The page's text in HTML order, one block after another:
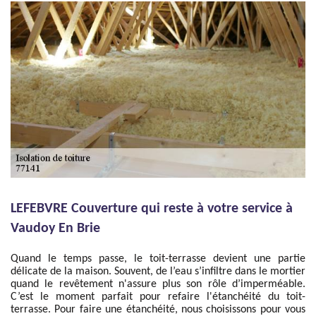
LEFEBVRE Couverture qui reste à votre service à
Vaudoy En Brie
Quand le temps passe, le toit-terrasse devient une partie
délicate de la maison. Souvent, de l’eau s’infiltre dans le mortier
quand le revêtement n'assure plus son rôle d’imperméable.
C’est le moment parfait pour refaire l'étanchéité du toit-
terrasse. Pour faire une étanchéité, nous choisissons pour vous